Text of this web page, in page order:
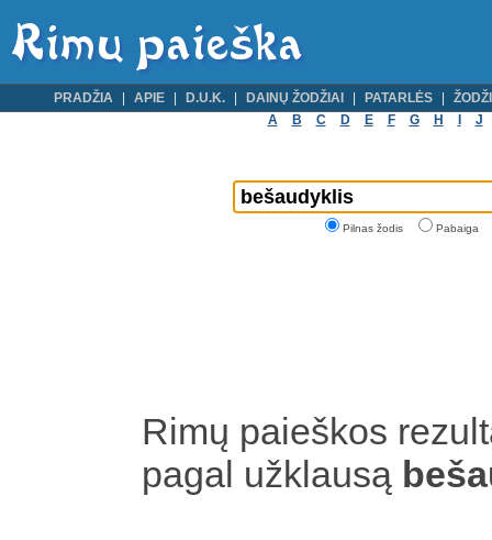
PRADŽIA APIE D.U.K. DAINŲ ŽODŽIAI PATARLĖS
A
B C D E F G H J
Pilnas žodis Pabaiga
Rimų paieškos
pagal užklausą